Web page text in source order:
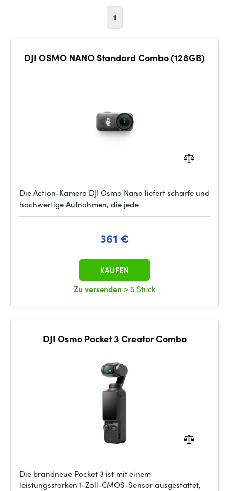
1
DJI OSMO NANO Standard Combo (128GB)
Die Action-Kamera DJI Osmo Nano liefert scharfe und
hochwertige Aufnahmen, die jede
361 €
Zu versenden > 5 Stück
KAUFEN
DJI Osmo Pocket 3 Creator Combo
Die brandneue Pocket 3 ist mit einem
leistungsstarken 1-Zoll-CMOS-Sensor ausgestattet,